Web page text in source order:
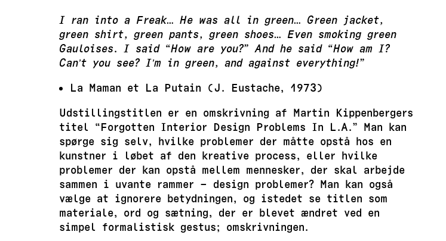
I ran into a Freak… He was all in green… Green jacket,
green shirt, green pants, green shoes… Even smoking green
Gauloises. I said “How are you?” And he said “How am I?
Can’t you see? I’m in green, and against everything!”
La Maman et La Putain (J. Eustache, 1973)
Udstillingstitlen er en omskrivning af Martin Kippenbergers
titel “Forgotten Interior Design Problems In L.A.” Man kan
spørge sig selv, hvilke problemer der måtte opstå hos en
kunstner i løbet af den kreative process, eller hvilke
problemer der kan opstå mellem mennesker, der skal arbejde
sammen i uvante rammer – design problemer? Man kan også
vælge at ignorere betydningen, og istedet se titlen som
materiale, ord og sætning, der er blevet ændret ved en
simpel formalistisk gestus; omskrivningen.